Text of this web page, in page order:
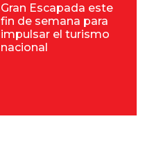
Gran Escapada este
fin de semana para
impulsar el turismo
nacional